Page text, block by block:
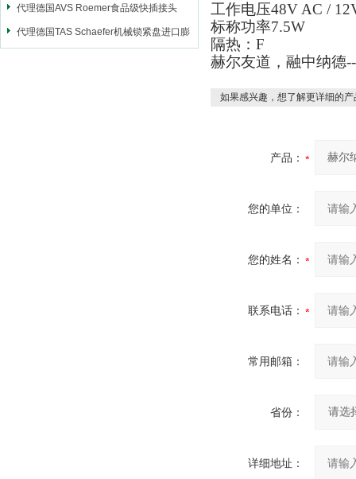
阀
代理德国AVS Roemer食品级快插接头
代理德国TAS Schaefer机械锁紧盘进口膨
工作电压48V AC /
标称功率7.5W
隔热：F
赫尔友道，融中纳德
如果感兴趣，想了解更详细的
产品：
您的单位：
您的姓名：
联系电话：
常用邮箱：
省份：
详细地址：